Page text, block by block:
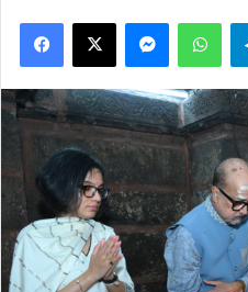
Facebook
X Messenger